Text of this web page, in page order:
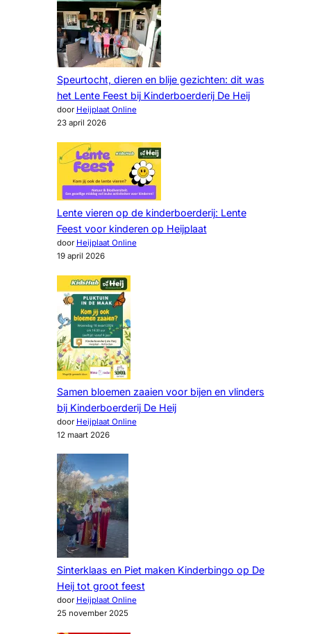
Speurtocht, dieren en blije gezichten: dit was
het Lente Feest bij Kinderboerderij De Heij
door Heijplaat Online
23 april 2026
Lente vieren op de kinderboerderij: Lente
Feest voor kinderen op Heijplaat
door Heijplaat Online
19 april 2026
Samen bloemen zaaien voor bijen en vlinders
bij Kinderboerderij De Heij
door Heijplaat Online
12 maart 2026
Sinterklaas en Piet maken Kinderbingo op De
Heij tot groot feest
door Heijplaat Online
25 november 2025